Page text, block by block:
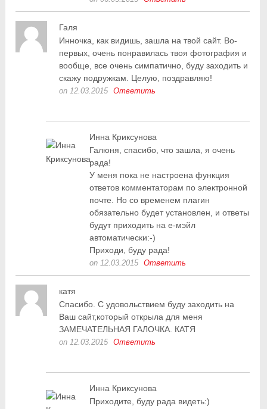
Галя
Инночка, как видишь, зашла на твой сайт. Во-
первых, очень понравилась твоя фотография и
вообще, все очень симпатично, буду заходить и
скажу подружкам. Целую, поздравляю!
on 12.03.2015 Ответить
Инна Криксунова
Галюня, спасибо, что зашла, я очень
рада!
У меня пока не настроена функция
ответов комментаторам по электронной
почте. Но со временем плагин
обязательно будет установлен, и ответы
будут приходить на е-мэйл
автоматически:-)
Приходи, буду рада!
on 12.03.2015 Ответить
катя
Спасибо. С удовольствием буду заходить на
Ваш сайт,который открыла для меня
ЗАМЕЧАТЕЛЬНАЯ ГАЛОЧКА. КАТЯ
on 12.03.2015 Ответить
Инна Криксунова
Приходите, буду рада видеть:)